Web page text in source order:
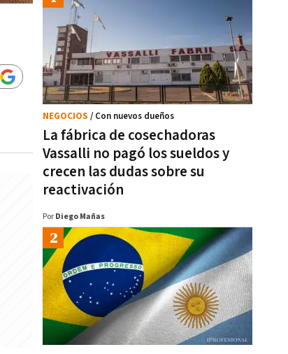
La fábrica de cosechadoras
Vassalli no pagó los sueldos y
crecen las dudas sobre su
reactivación
NEGOCIOS / Con nuevos dueños
Por Diego Mañas